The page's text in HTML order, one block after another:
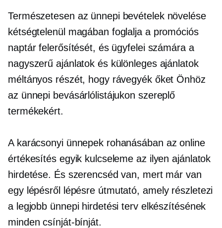
Természetesen az ünnepi bevételek növelése
kétségtelenül magában foglalja a promóciós
naptár felerősítését, és ügyfelei számára a
nagyszerű ajánlatok és különleges ajánlatok
méltányos részét, hogy rávegyék őket Önhöz
az ünnepi bevásárlólistájukon szereplő
termékekért.
A karácsonyi ünnepek rohanásában az online
értékesítés egyik kulcseleme az ilyen ajánlatok
hirdetése. És szerencséd van, mert már van
egy lépésről lépésre útmutató, amely részletezi
a legjobb ünnepi hirdetési terv elkészítésének
minden csínját-bínját.